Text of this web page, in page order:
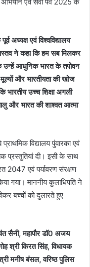
अध्यक्ष एवं विश्वविद्यालय
ने कहा कि हम सब मिलकर
उन्हें आधुनिक भारत के तपोवन
और भारतीयता की खोज
भारतीय उच्च शिक्षा अगली
और भारत की शाश्वत आत्मा
विद्यालय पुंवारका एवं
प्रस्तुतियां दी। इसी के साथ
2047 एवं पर्यावरण संरक्षण
गया। माननीय कुलाधिपति ने
बच्चों को दुलारते हुए
सैनी, महापौर डॉ0 अजय
श्री किरत सिंह, विधायक
मनीष बंसल, वरिष्ठ पुलिस